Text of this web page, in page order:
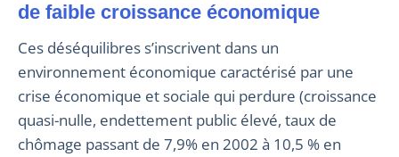
de faible croissance économique
Ces déséquilibres s’inscrivent dans un
environnement économique caractérisé par une
crise économique et sociale qui perdure (croissance
quasi-nulle, endettement public élevé, taux de
chômage passant de 7,9% en 2002 à 10,5 % en